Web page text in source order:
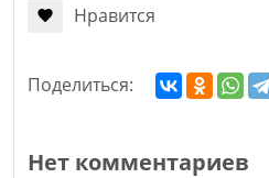
Нравится
Поделиться:
Нет комментариев